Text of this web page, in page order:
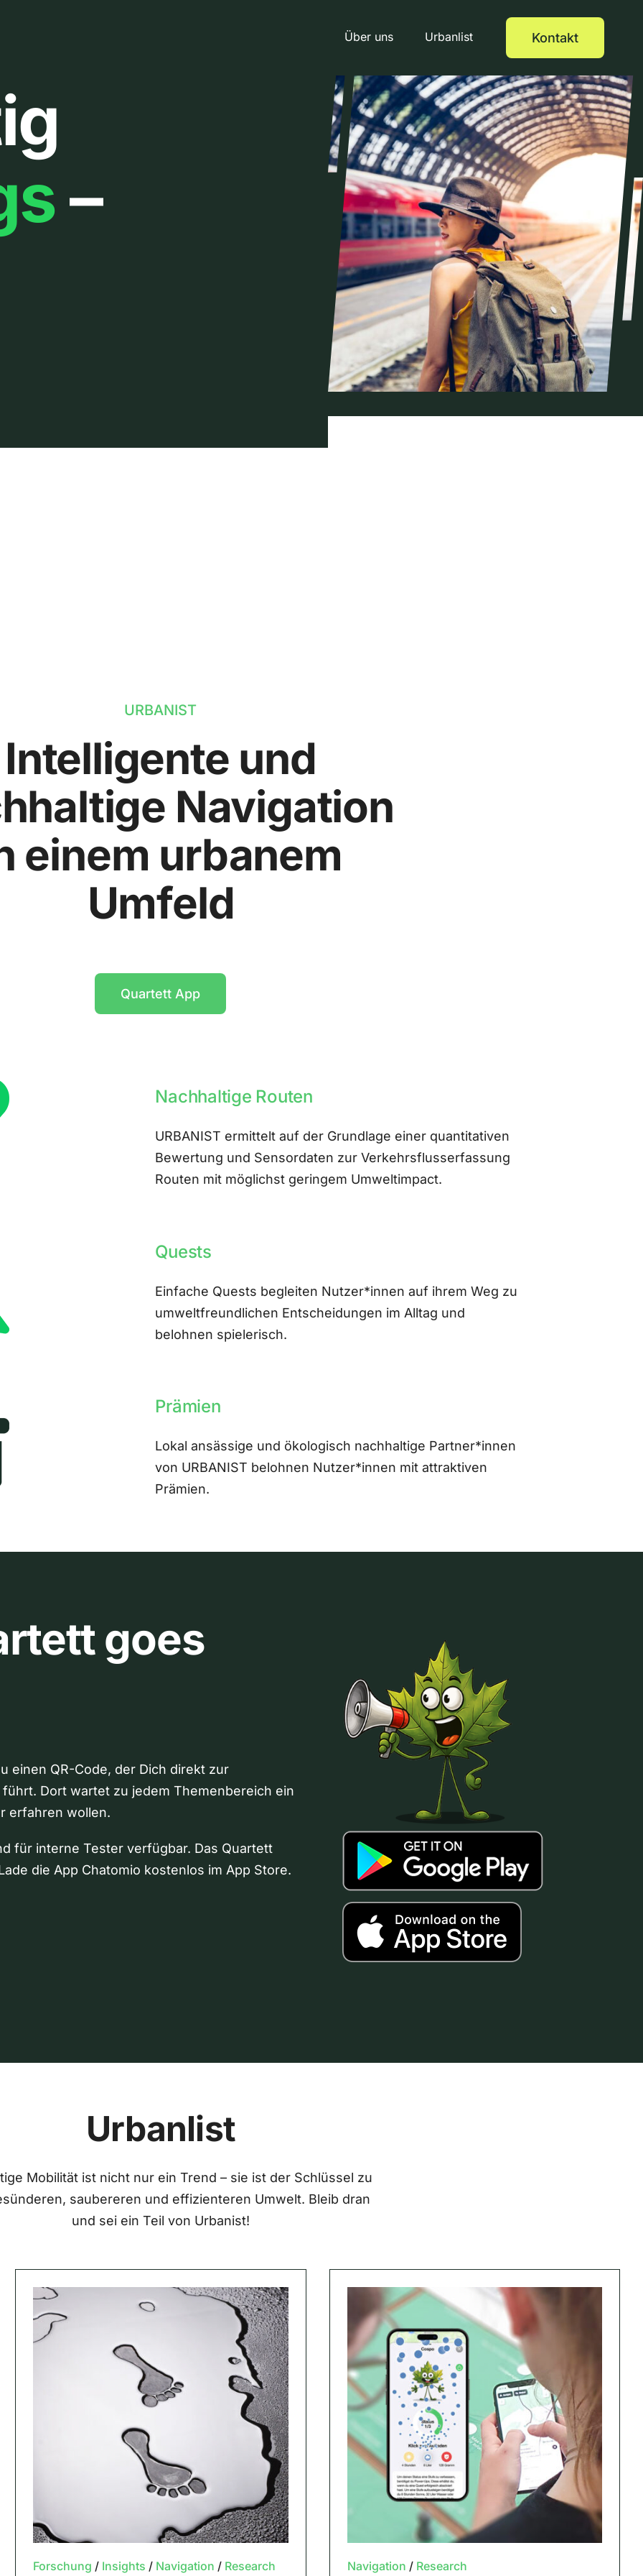
Über uns Urbanlist Kontakt
–
URBANIST
Intelligente und
Navigation
einem urbanem
Umfeld
Quartett App
Nachhaltige Routen
URBANIST ermittelt auf der Grundlage einer quantitativen
Bewertung und Sensordaten zur Verkehrsflusserfassung
Routen mit möglichst geringem Umweltimpact.
Quests
Einfache Quests begleiten Nutzer*innen auf ihrem Weg zu
umweltfreundlichen Entscheidungen im Alltag und
belohnen spielerisch.
Prämien
Lokal ansässige und ökologisch nachhaltige Partner*innen
von URBANIST belohnen Nutzer*innen mit attraktiven
Prämien.
goes
einen QR-Code, der Dich direkt zur
Dort wartet zu jedem Themenbereich ein
erfahren wollen.
für interne Tester verfügbar. Das Quartett
die App Chatomio kostenlos im App Store.
Urbanlist
Mobilität ist nicht nur ein Trend – sie ist der Schlüssel zu
saubereren und effizienteren Umwelt. Bleib dran
und sei ein Teil von Urbanist!
Forschung / Insights / Navigation / Research Navigation / Research